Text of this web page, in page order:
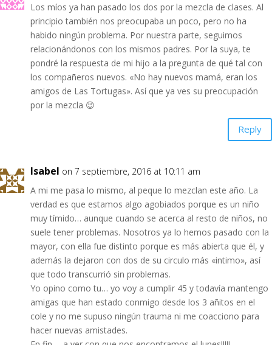
Los míos ya han pasado los dos por la mezcla de clases. Al
principio también nos preocupaba un poco, pero no ha
habido ningún problema. Por nuestra parte, seguimos
relacionándonos con los mismos padres. Por la suya, te
pondré la respuesta de mi hijo a la pregunta de qué tal con
los compañeros nuevos. «No hay nuevos mamá, eran los
amigos de Las Tortugas». Así que ya ves su preocupación
por la mezcla 😉
Reply
Isabel on 7 septiembre, 2016 at 10:11 am
A mi me pasa lo mismo, al peque lo mezclan este año. La
verdad es que estamos algo agobiados porque es un niño
muy tímido… aunque cuando se acerca al resto de niños, no
suele tener problemas. Nosotros ya lo hemos pasado con la
mayor, con ella fue distinto porque es más abierta que él, y
además la dejaron con dos de su circulo más «intimo», así
que todo transcurrió sin problemas.
Yo opino como tu… yo voy a cumplir 45 y todavía mantengo
amigas que han estado conmigo desde los 3 añitos en el
cole y no me supuso ningún trauma ni me coacciono para
hacer nuevas amistades.